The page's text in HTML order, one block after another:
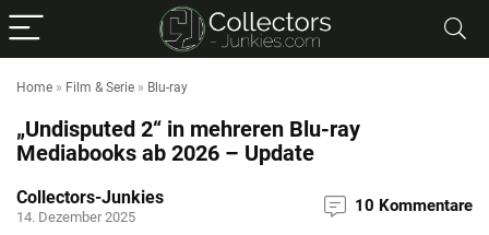
Home » Film & Serie » Blu-ray
„Undisputed 2“ in mehreren Blu-ray
Mediabooks ab 2026 – Update
Collectors-Junkies
14. Dezember 2025
10 Kommentare